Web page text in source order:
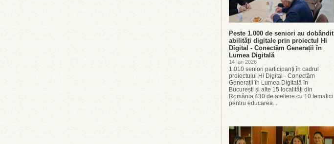
Peste 1.000 de seniori au dobândit
abilități digitale prin proiectul Hi
Digital - Conectăm Generații în
Lumea Digitală
14 Ian 2026
1.010 seniori participanți în cadrul
proiectului Hi Digital - Conectăm
Generații în Lumea Digitală în
București și alte 15 localități din
România 430 de ateliere cu 10 tematici
pentru educarea...